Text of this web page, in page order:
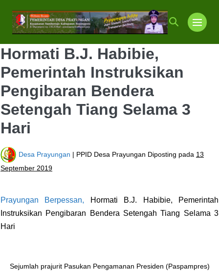
konten
Toggle
Hormati B.J. Habibie,
Pemerintah Instruksikan
Pengibaran Bendera
Setengah Tiang Selama 3
Hari
Desa Prayungan | PPID Desa Prayungan Diposting pada 13
September 2019
Prayungan Berpessan,
Hormati B.J. Habibie, Pemerintah
Instruksikan Pengibaran Bendera Setengah Tiang Selama 3
Hari
Sejumlah prajurit Pasukan Pengamanan Presiden (Paspampres)